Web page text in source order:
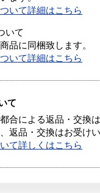
いて詳細はこちら
いて
品に同梱致します。
いて詳細はこちら
て
合による返品・交換
返品・交換はお受け
て詳しくはこちら